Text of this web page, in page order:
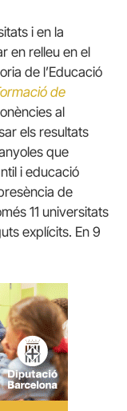
i en la
en relleu en el
de l’Educació
de
al
els resultats
que
i educació
de
11 universitats
explícits. En 9